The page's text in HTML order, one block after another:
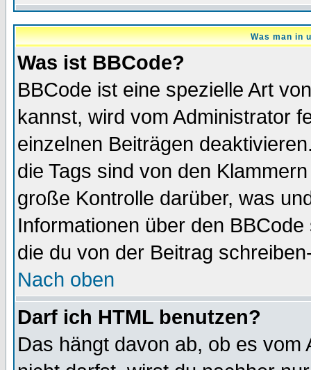
Was man in
Was ist BBCode?
BBCode ist eine spezielle Art
kannst, wird vom Administrator
einzelnen Beiträgen
die Tags sind von den
große Kontrolle darüber, was
Informationen über den
die du von der Beitrag
Nach oben
Darf ich HTML benutzen?
Das hängt davon ab, ob es